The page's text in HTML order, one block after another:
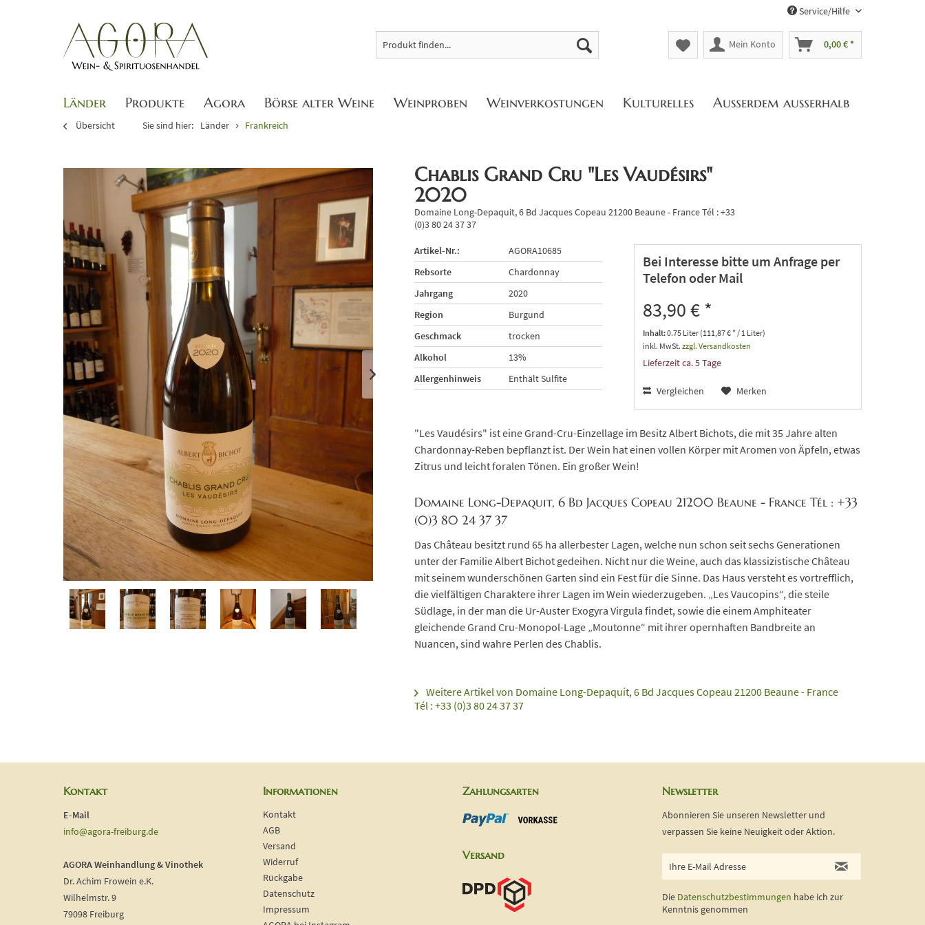
Service/Hilfe
Mein Konto 0,00 € *
Länder Produkte Agora Börse alter Weine Weinproben Weinverkostungen Kulturelles Außerdem außerhalb
Übersicht Sie sind hier: Länder Frankreich
Chablis Grand Cru "Les Vaudésirs"
2020
Domaine Long-Depaquit, 6 Bd Jacques Copeau 21200 Beaune - France Tél : +33
(0)3 80 24 37 37
Artikel-Nr.:
AGORA10685
Rebsorte
Chardonnay
Jahrgang
2020
Region
Burgund
Geschmack
trocken
Alkohol
13%
Allergenhinweis
Enthält Sulfite
Bei Interesse bitte um Anfrage per
Telefon oder Mail
83,90 € *
Inhalt:0.75 Liter (111,87 € * / 1 Liter)
inkl. MwSt. zzgl. Versandkosten
Lieferzeit ca. 5 Tage
Vergleichen Merken
"Les Vaudésirs" ist eine Grand-Cru-Einzellage im Besitz Albert Bichots, die mit 35 Jahre alten
Chardonnay-Reben bepflanzt ist. Der Wein hat einen vollen Körper mit Aromen von Äpfeln, etwas
Zitrus und leicht foralen Tönen. Ein großer Wein!
Domaine Long-Depaquit, 6 Bd Jacques Copeau 21200 Beaune - France Tél : +33
(0)3 80 24 37 37
Das Château besitzt rund 65 ha allerbester Lagen, welche nun schon seit sechs Generationen
unter der Familie Albert Bichot gedeihen. Nicht nur die Weine, auch das klassizistische Château
mit seinem wunderschönen Garten sind ein Fest für die Sinne. Das Haus versteht es vortrefflich,
die vielfältigen Charaktere ihrer Lagen im Wein wiederzugeben. „Les Vaucopins“, die steile
Südlage, in der man die Ur-Auster Exogyra Virgula findet, sowie die einem Amphiteater
gleichende Grand Cru-Monopol-Lage „Moutonne“ mit ihrer opernhaften Bandbreite an
Nuancen, sind wahre Perlen des Chablis.
Weitere Artikel von Domaine Long-Depaquit, 6 Bd Jacques Copeau 21200 Beaune - France
Tél : +33 (0)3 80 24 37 37
Kontakt
E-Mail
info@agora-freiburg.de
AGORA Weinhandlung & Vinothek
Dr. Achim Frowein e.K.
Wilhelmstr. 9
79098 Freiburg
Informationen
Kontakt
AGB
Versand
Widerruf
Rückgabe
Datenschutz
Impressum
Zahlungsarten
Versand
Newsletter
Abonnieren Sie unseren Newsletter und
verpassen Sie keine Neuigkeit oder Aktion.
Die Datenschutzbestimmungen habe ich zur
Kenntnis genommen